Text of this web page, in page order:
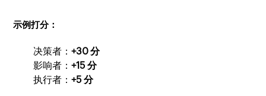
示例打分：
决策者：+30 分
影响者：+15 分
执行者：+5 分